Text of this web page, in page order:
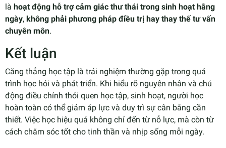
là hoạt động hỗ trợ cảm giác thư thái trong sinh hoạt hằng
ngày, không phải phương pháp điều trị hay thay thế tư vấn
chuyên môn.
Kết luận
Căng thẳng học tập là trải nghiệm thường gặp trong quá
trình học hỏi và phát triển. Khi hiểu rõ nguyên nhân và chủ
động điều chỉnh thói quen học tập, sinh hoạt, người học
hoàn toàn có thể giảm áp lực và duy trì sự cân bằng cần
thiết. Việc học hiệu quả không chỉ đến từ nỗ lực, mà còn từ
cách chăm sóc tốt cho tinh thần và nhịp sống mỗi ngày.